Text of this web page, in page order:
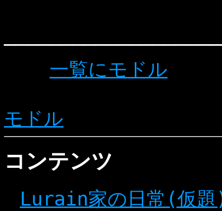
一覧にモドル
モドル
コンテンツ
Lurain家の日常(仮